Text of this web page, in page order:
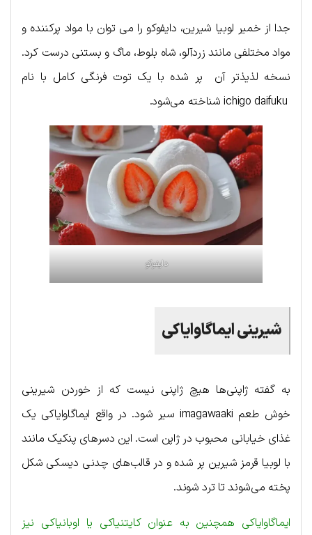
جدا از خمیر لوبیا شیرین، دایفوکو را می توان با مواد پرکننده و
مواد مختلفی مانند زردآلو، شاه بلوط، ماگ و بستنی درست کرد.
نسخه لذیذتر آن پر شده با یک توت فرنگی کامل با نام
دایفوکو
شیرینی ایماگاوایاکی
به گفته ژاپنی‌ها هیچ ژاپنی نیست که از خوردن شیرینی
خوش طعم imagawaaki سیر شود. در واقع ایماگاوایاکی یک
غذای خیابانی محبوب در ژاپن است. این دسرهای پنکیک مانند
با لوبیا قرمز شیرین پر شده و در قالب‌های چدنی دیسکی شکل
پخته می‌شوند تا ترد شوند.
ایماگاوایاکی همچنین به عنوان کایتنیاکی یا اوبانیاکی نیز